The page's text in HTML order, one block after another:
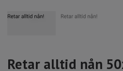
Retar alltid nån